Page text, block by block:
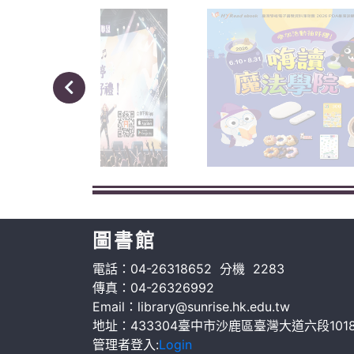
圖書館
電話：04-26318652 分機 2283
傳真：04-26326992
Email：library@sunrise.hk.edu.tw
地址：433304臺中市沙鹿區臺灣大道六段
管理者登入:Login